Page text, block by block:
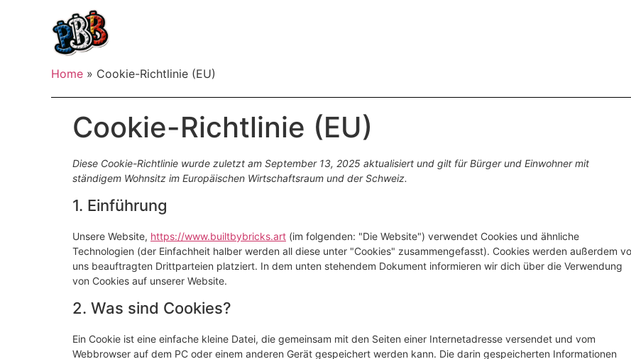
Home » Cookie-Richtlinie (EU)
Cookie-Richtlinie (EU)
Diese Cookie-Richtlinie wurde zuletzt am September 13, 2025 aktualisiert und gilt für Bürger und Einwohner mit
ständigem Wohnsitz im Europäischen Wirtschaftsraum und der Schweiz.
1. Einführung
Unsere Website, https://www.builtbybricks.art (im folgenden: "Die Website") verwendet Cookies und ähnliche
Technologien (der Einfachheit halber werden all diese unter "Cookies" zusammengefasst). Cookies werden außerdem
uns beauftragten Drittparteien platziert. In dem unten stehendem Dokument informieren wir dich über die Verwendung
von Cookies auf unserer Website.
2. Was sind Cookies?
Ein Cookie ist eine einfache kleine Datei, die gemeinsam mit den Seiten einer Internetadresse versendet und vom
Webbrowser auf dem PC oder einem anderen Gerät gespeichert werden kann. Die darin gespeicherten Informationen